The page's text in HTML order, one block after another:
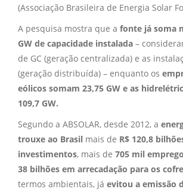
(Associação Brasileira de Energia Solar
A pesquisa mostra que a fonte já soma
GW de capacidade instalada –
de GC (geração centralizada) e as
(geração distribuída) – enquanto os
eólicos somam 23,75 GW e as
109,7 GW.
Segundo a ABSOLAR, desde 2012, a
trouxe ao Brasil mais de R$ 120,8
investimentos, mais de 705 mil
38 bilhões em arrecadação para os
termos ambientais, já evitou a emissão